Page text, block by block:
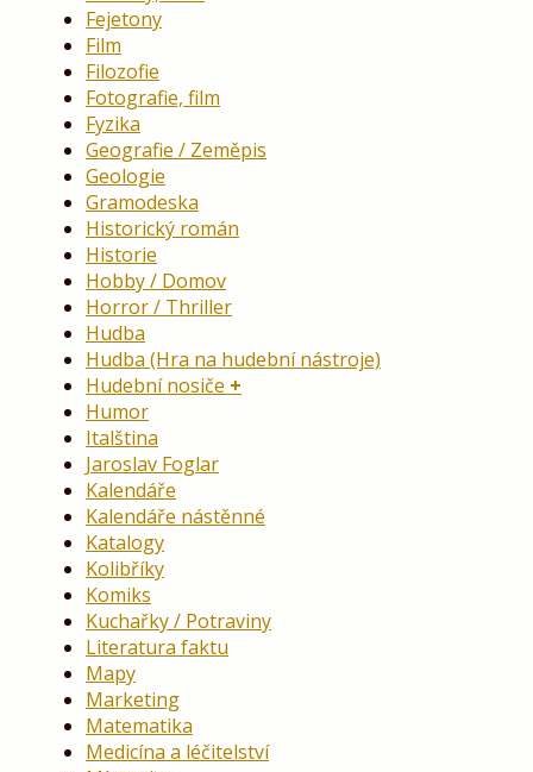
Fejetony
Film
Filozofie
Fotografie, film
Fyzika
Geografie / Zeměpis
Geologie
Gramodeska
Historický román
Historie
Hobby / Domov
Horror / Thriller
Hudba
Hudba (Hra na hudební nástroje)
Hudební nosiče
Humor
Italština
Jaroslav Foglar
Kalendáře
Kalendáře nástěnné
Katalogy
Kolibříky
Komiks
Kuchařky / Potraviny
Literatura faktu
Mapy
Marketing
Matematika
Medicína a léčitelství